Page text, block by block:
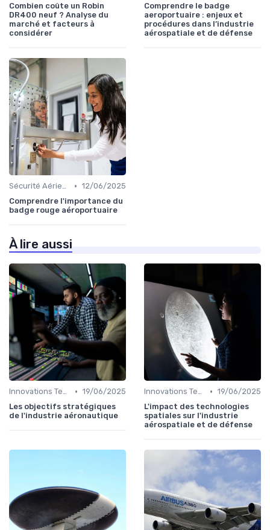
Combien coûte un Robin
DR400 neuf ? Analyse du
marché et facteurs à
considérer
Comprendre le badge
aeroportuaire : enjeux et
procédures dans l’industrie
aérospatiale et de défense
Sécurité Aérienne • 12/06/2025
Comprendre l'importance du
badge rouge aéroportuaire
À lire aussi
Innovations Technologiques • 19/06/2025
Les objectifs stratégiques
de l'industrie aéronautique
Innovations Technologiques • 19/06/2025
L'impact des technologies
spatiales sur l'industrie
aérospatiale et de défense